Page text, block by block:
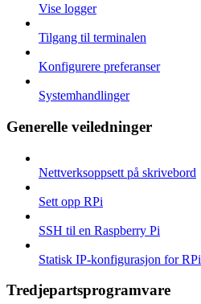
Vise logger
Tilgang til terminalen
Konfigurere preferanser
Systemhandlinger
Generelle veiledninger
Nettverksoppsett på skrivebord
Sett opp RPi
SSH til en Raspberry Pi
Statisk IP-konfigurasjon for RPi
Tredjepartsprogramvare